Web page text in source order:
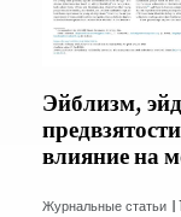
Эйблизм,
влияние на
Журнальные статьи |